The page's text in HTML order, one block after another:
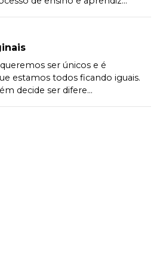
ser únicos e é
estamos todos ficando iguais.
decide ser difere...